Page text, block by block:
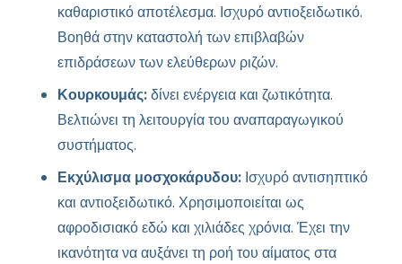
καθαριστικό αποτέλεσμα. Ισχυρό αντιοξειδωτικό.
Βοηθά στην καταστολή των επιβλαβών
επιδράσεων των ελεύθερων ριζών.
Κουρκουμάς:δίνει ενέργεια και ζωτικότητα.
Βελτιώνει τη λειτουργία του αναπαραγωγικού
συστήματος.
Εκχύλισμα μοσχοκάρυδου: Ισχυρό αντισηπτικό
και αντιοξειδωτικό. Χρησιμοποιείται ως
αφροδισιακό εδώ και χιλιάδες χρόνια. Έχει την
ικανότητα να αυξάνει τη ροή του αίματος στα